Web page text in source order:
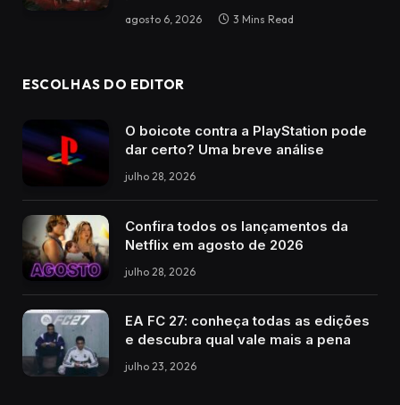
agosto 6, 2026 3 Mins Read
ESCOLHAS DO EDITOR
O boicote contra a PlayStation pode
dar certo? Uma breve análise
julho 28, 2026
Confira todos os lançamentos da
Netflix em agosto de 2026
julho 28, 2026
EA FC 27: conheça todas as edições
e descubra qual vale mais a pena
julho 23, 2026